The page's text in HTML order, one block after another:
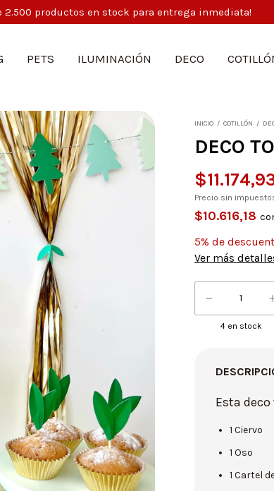
2.500 productos en stock para entrega inmediata!
PETS ILUMINACIÓN DECO
INICIO / COTILLÓN /
DECO
Precio sin
$10.616,18
5% de
Ver más
4en stock
Esta
1 Ciervo
1 Oso
1 Cartel